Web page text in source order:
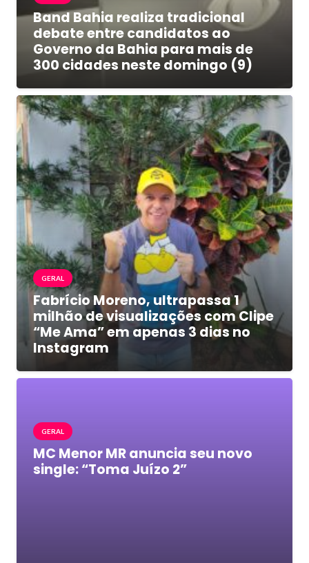
Band Bahia realiza tradicional
debate entre candidatos ao
Governo da Bahia para mais de
300 cidades neste domingo (9)
GERAL
Fabrício Moreno, ultrapassa 1
milhão de visualizações com Clipe
“Me Ama” em apenas 3 dias no
Instagram
GERAL
MC Menor MR anuncia seu novo
single: “Toma Juízo 2”